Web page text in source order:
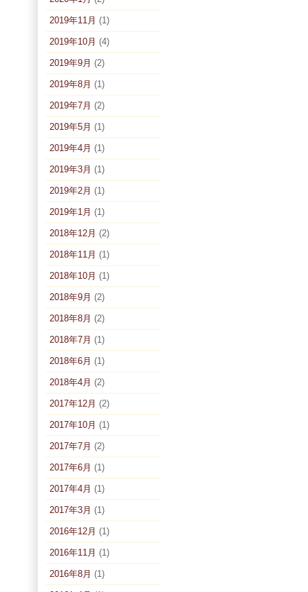
2019年11月 (1)
2019年10月 (4)
2019年9月 (2)
2019年8月 (1)
2019年7月 (2)
2019年5月 (1)
2019年4月 (1)
2019年3月 (1)
2019年2月 (1)
2019年1月 (1)
2018年12月 (2)
2018年11月 (1)
2018年10月 (1)
2018年9月 (2)
2018年8月 (2)
2018年7月 (1)
2018年6月 (1)
2018年4月 (2)
2017年12月 (2)
2017年10月 (1)
2017年7月 (2)
2017年6月 (1)
2017年4月 (1)
2017年3月 (1)
2016年12月 (1)
2016年11月 (1)
2016年8月 (1)